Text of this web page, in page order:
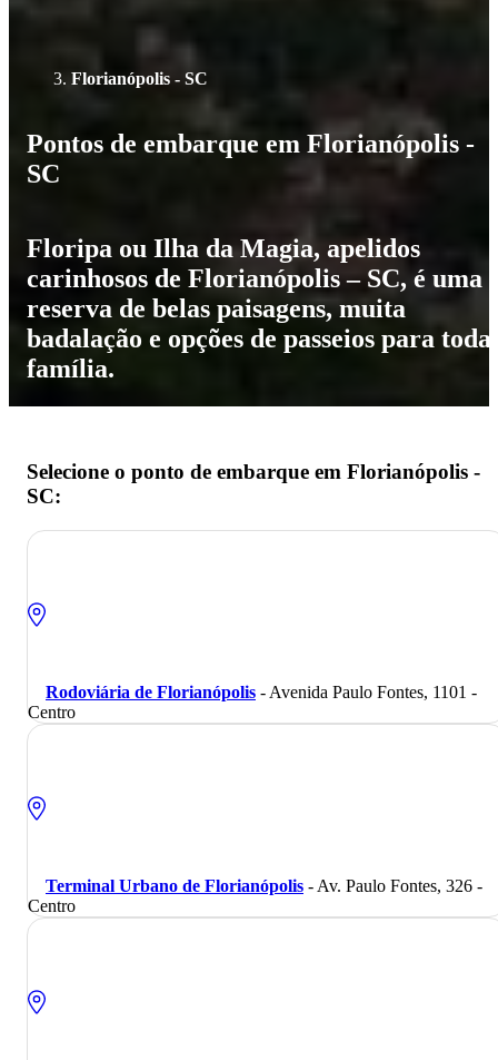
Florianópolis - SC
Pontos de embarque em Florianópolis -
SC
Floripa ou Ilha da Magia, apelidos
carinhosos de Florianópolis – SC, é uma
reserva de belas paisagens, muita
badalação e opções de passeios para toda
família.
Selecione o ponto de embarque em Florianópolis -
SC:
Rodoviária de Florianópolis - Avenida Paulo Fontes, 1101 -
Centro
Terminal Urbano de Florianópolis - Av. Paulo Fontes, 326 -
Centro